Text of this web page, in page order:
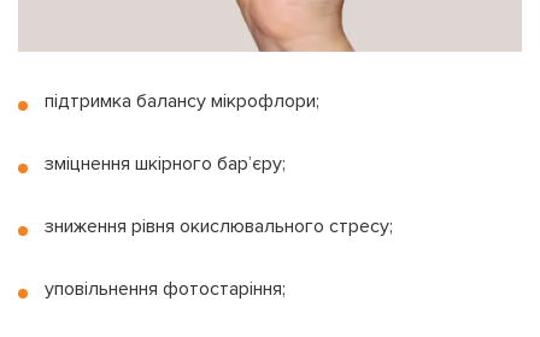
підтримка балансу мікрофлори;
зміцнення шкірного бар’єру;
зниження рівня окислювального стресу;
уповільнення фотостаріння;